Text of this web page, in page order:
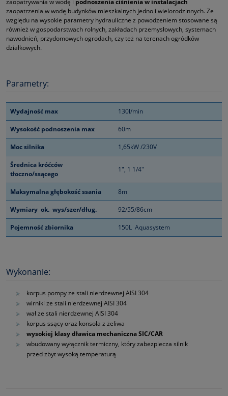
zaopatrywania w wodę i podnoszenia ciśnienia w instalacjach
zaopatrzenia w wodę budynków mieszkalnych jedno i wielorodzinnych. Ze
względu na wysokie parametry hydrauliczne z powodzeniem stosowane są
również w gospodarstwach rolnych, zakładach przemysłowych, systemach
nawodnień, przydomowych ogrodach, czy też na terenach ogródków
działkowych.
Parametry:
Wydajność max 130l/min
Wysokość podnoszenia max 60m
Moc silnika 1,65kW /230V
Średnica króćców
tłoczno/ssącego
1", 1 1/4"
Maksymalna głębokość ssania 8m
Wymiary ok. wys/szer/dług. 92/55/86cm
Pojemność zbiornika 150L Aquasystem
Wykonanie:
korpus pompy ze stali nierdzewnej AISI 304
wirniki ze stali nierdzewnej AISI 304
wał ze stali nierdzewnej AISI 304
korpus ssący oraz konsola z żeliwa
wysokiej klasy dławica mechaniczna SIC/CAR
wbudowany wyłącznik termiczny, który zabezpiecza silnik
przed zbyt wysoką temperaturą